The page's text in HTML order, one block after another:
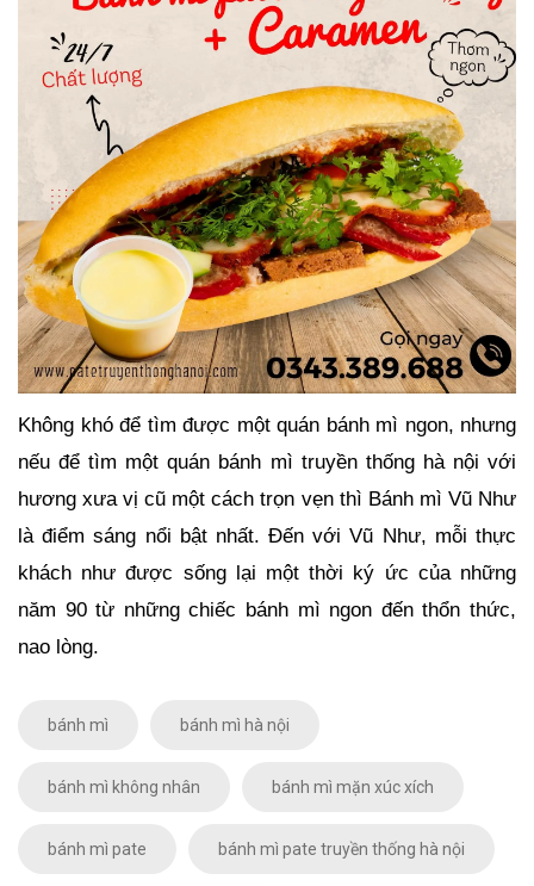
Không khó để tìm được một quán bánh mì ngon, nhưng
nếu để tìm một quán bánh mì truyền thống hà nội với
hương xưa vị cũ một cách trọn vẹn thì Bánh mì Vũ Như
là điểm sáng nổi bật nhất. Đến với Vũ Như, mỗi thực
khách như được sống lại một thời ký ức của những
năm 90 từ những chiếc bánh mì ngon đến thổn thức,
nao lòng.
bánh mì bánh mì hà nội
bánh mì không nhân bánh mì mặn xúc xích
bánh mì pate bánh mì pate truyền thống hà nội